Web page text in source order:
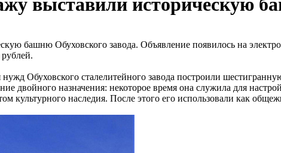
выставили историческую
башню Обуховского завода. Объявление появилось на
Обуховского сталелитейного завода построили
двойного назначения: некоторое время она служила для
наследия. После этого его использовали как